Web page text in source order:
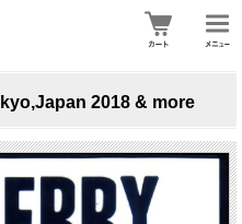
2018 & more